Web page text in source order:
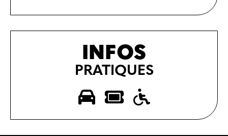
INFOS
PRATIQUES